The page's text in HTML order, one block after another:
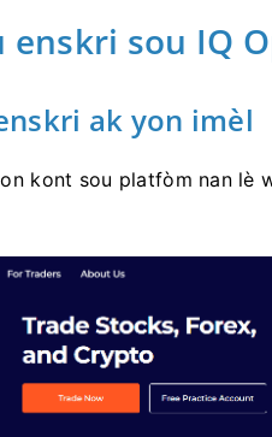
enskri sou IQ
ak yon imèl
kont sou platfòm nan lè